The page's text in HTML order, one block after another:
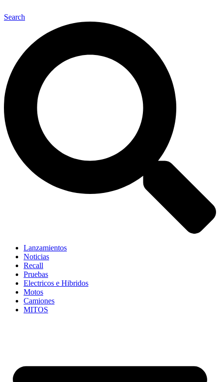
Search
Lanzamientos
Noticias
Recall
Pruebas
Electricos e Hibridos
Motos
Camiones
MITOS